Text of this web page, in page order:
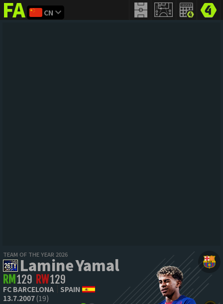
FIFAaddict
CN
TEAM OF THE YEAR 2026
Lamine Yamal
RM 129 RW129
FC BARCELONA
SPAIN
13.7.2007(19)